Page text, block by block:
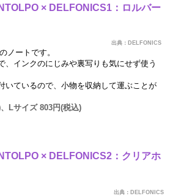
× DELFONICS1 ：ロルバー
出典： DELFONICS
ノ ー トです。
、インクのにじみや裏写りも気にせず使う
いているので、小物を収納して運ぶことが
、 Lサイズ803 円(税込)
× DELFONICS2 ：クリアホ
出典： DELFONICS